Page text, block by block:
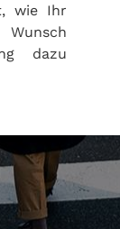
wie Ihr
dazu